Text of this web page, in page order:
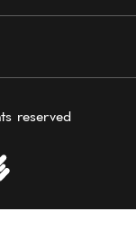
reserved